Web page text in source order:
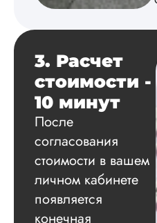
3. Расчет
стоимости -
10 минут
После
согласования
стоимости в вашем
личном кабинете
появляется
конечная